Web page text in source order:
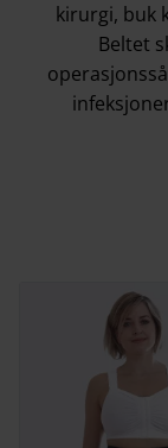
kirurgi, buk
Beltet